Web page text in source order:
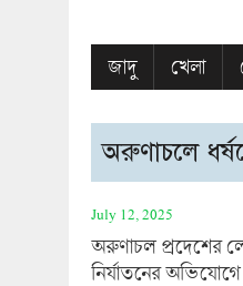
জাদু খেলা
অরুণাচলে
July 12, 2025
অরুণাচল প্রদেশের
নির্যাতনের